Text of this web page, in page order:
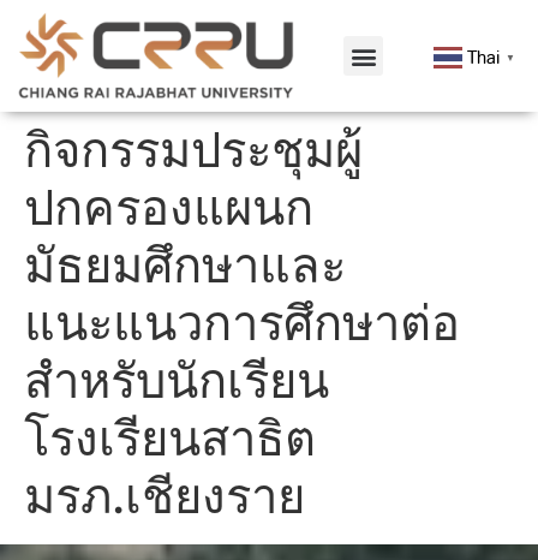
Thai ▼
กิจกรรมประชุมผู้
ปกครองแผนก
มัธยมศึกษาและ
แนะแนวการศึกษาต่อ
สำหรับนักเรียน
โรงเรียนสาธิต
มรภ.เชียงราย